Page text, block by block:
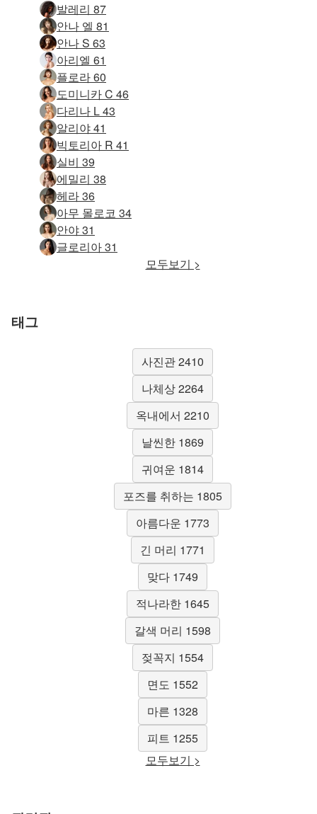
발레리 87
안나 엘 81
안나 S 63
아리엘 61
플로라 60
도미니카 C 46
다리나 L 43
알리야 41
빅토리아 R 41
실비 39
에밀리 38
헤라 36
아무 몰로코 34
안야 31
글로리아 31
모두보기 >
태그
사진관 2410
나체상 2264
옥내에서 2210
날씬한 1869
귀여운 1814
포즈를 취하는 1805
아름다운 1773
긴 머리 1771
맞다 1749
적나라한 1645
갈색 머리 1598
젖꼭지 1554
면도 1552
마른 1328
피트 1255
모두보기 >